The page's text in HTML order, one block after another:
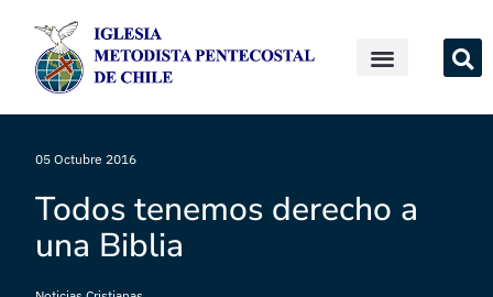
05 Octubre 2016
Todos tenemos derecho a
una Biblia